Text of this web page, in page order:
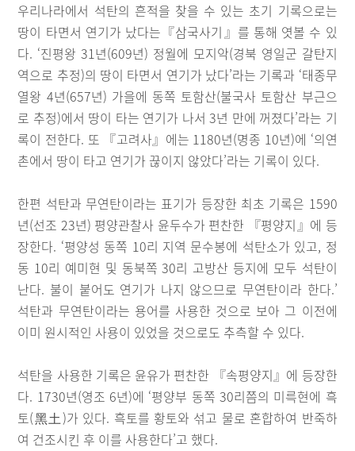
우리나라에서 석탄의 흔적을 찾을 수 있는 초기 기록으로는
땅이 타면서 연기가 났다는『삼국사기』를 통해 엿볼 수 있
다. ‘진평왕 31년(609년) 정월에 모지악(경북 영일군 갈탄지
역으로 추정)의 땅이 타면서 연기가 났다’라는 기록과 ‘태종무
열왕 4년(657년) 가을에 동쪽 토함산(불국사 토함산 부근으
로 추정)에서 땅이 타는 연기가 나서 3년 만에 꺼졌다’라는 기
록이 전한다. 또 『고려사』에는 1180년(명종 10년)에 ‘의연
촌에서 땅이 타고 연기가 끊이지 않았다’라는 기록이 있다.
한편 석탄과 무연탄이라는 표기가 등장한 최초 기록은 1590
년(선조 23년) 평양관찰사 윤두수가 편찬한 『평양지』에 등
장한다. ‘평양성 동쪽 10리 지역 문수봉에 석탄소가 있고, 정
동 10리 예미현 및 동북쪽 30리 고방산 등지에 모두 석탄이
난다. 불이 붙어도 연기가 나지 않으므로 무연탄이라 한다.’
석탄과 무연탄이라는 용어를 사용한 것으로 보아 그 이전에
이미 원시적인 사용이 있었을 것으로도 추측할 수 있다.
석탄을 사용한 기록은 윤유가 편찬한 『속평양지』에 등장한
다. 1730년(영조 6년)에 ‘평양부 동쪽 30리쯤의 미륵현에 흑
토(黑土)가 있다. 흑토를 황토와 섞고 물로 혼합하여 반죽하
여 건조시킨 후 이를 사용한다’고 했다.